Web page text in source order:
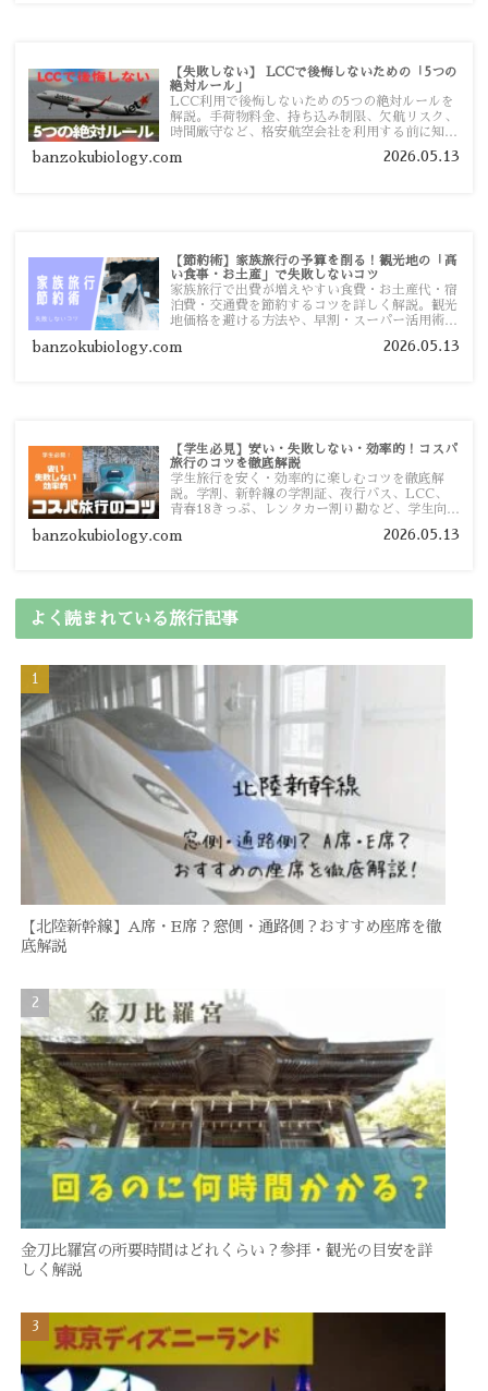
【失敗しない】 LCCで後悔しないための「5つの
絶対ルール」
LCC利用で後悔しないための5つの絶対ルールを
解説。手荷物料金、持ち込み制限、欠航リスク、
時間厳守など、格安航空会社を利用する前に知っ
す。
banzokubiology.com 2026.05.13
【節約術】家族旅行の予算を削る！観光地の「高
い食事・お土産」で失敗しないコツ
家族旅行で出費が増えやすい食費・お土産代・宿
泊費・交通費を節約するコツを詳しく解説。観光
地価格を避ける方法や、早割・スーパー活用術、
banzokubiology.com 2026.05.13
【学生必見】安い・失敗しない・効率的！コスパ
旅行のコツを徹底解説
学生旅行を安く・効率的に楽しむコツを徹底解
説。学割、新幹線の学割証、夜行バス、LCC、
青春18きっぷ、レンタカー割り勘など、学生向け
banzokubiology.com 2026.05.13
よく読まれている旅行記事
【北陸新幹線】A席・E席？窓側・通路側？おすすめ座席を徹
底解説
金刀比羅宮の所要時間はどれくらい？参拝・観光の目安を詳
しく解説